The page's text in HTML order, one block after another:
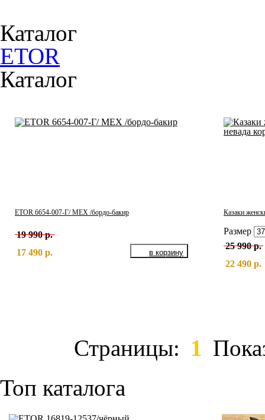
Каталог
ETOR
Каталог
ETOR 6654-007-Г/ МЕХ /бордо-бакир
19 990 р.
17 490 р.
Казаки
Размер
25 990 р.
22 490 р.
Страницы: 1
Топ каталога